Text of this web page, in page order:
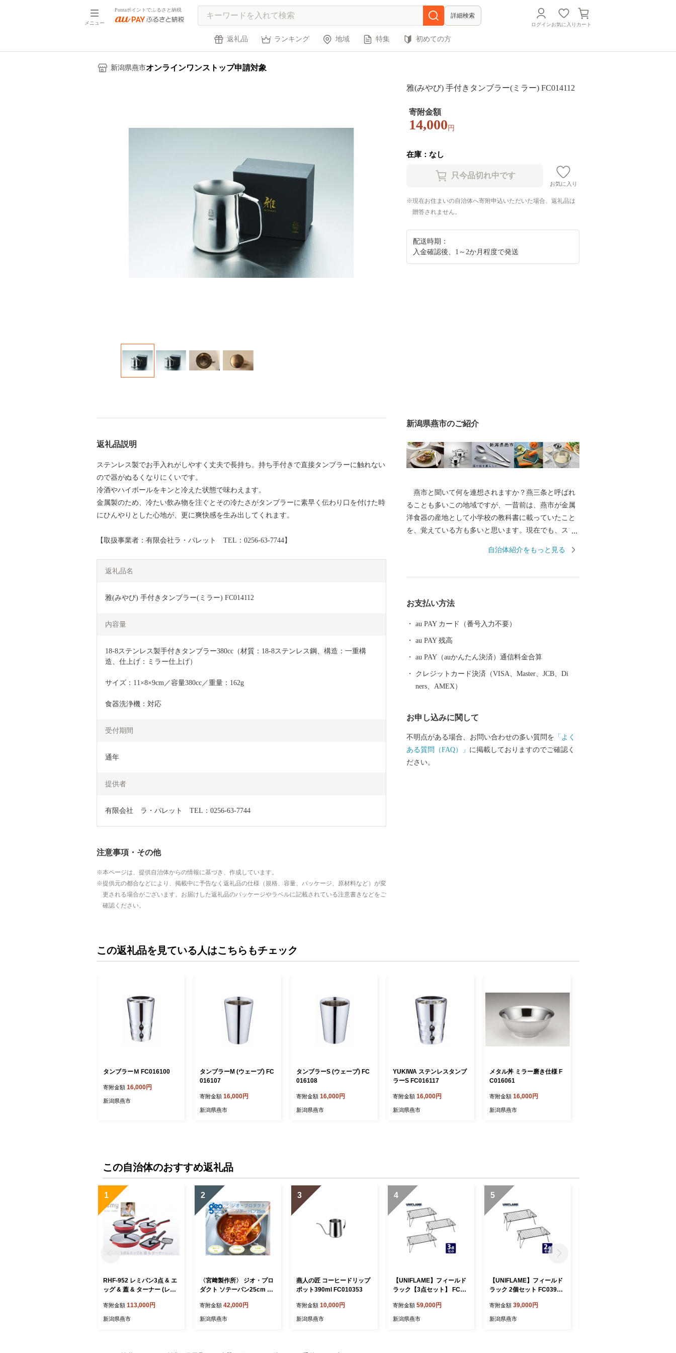
メニュー
Pontaポイントでふるさと納税
詳細検索
ログインお気に入り カート
返礼品 ランキング 地域 特集 初めての方
新潟県燕市オンラインワンストップ申請対象
雅(みやび) 手付きタンブラー(ミラー) FC014112
寄附金額
14,000 円
在庫：なし
お気に入り
現在お住まいの自治体へ寄附申込いただいた場合、返礼品は
贈答されません。
配送時期：
入金確認後、1～2か月程度で発送
返礼品説明
ステンレス製でお手入れがしやすく丈夫で長持ち。持ち手付きで直接タンブラーに触れない
ので器がぬるくなりにくいです。
冷酒やハイボールをキンと冷えた状態で味わえます。
金属製のため、冷たい飲み物を注ぐとその冷たさがタンブラーに素早く伝わり口を付けた時
にひんやりとした心地が、更に爽快感を生み出してくれます。
【取扱事業者：有限会社ラ・パレット TEL：0256-63-7744】
返礼品名
雅(みやび) 手付きタンブラー(ミラー) FC014112
内容量
18-8ステンレス製手付きタンブラー380cc（材質：18-8ステンレス鋼、構造：一重構
造、仕上げ：ミラー仕上げ）
サイズ：11×8×9cm／容量380cc／重量：162g
食器洗浄機：対応
受付期間
通年
提供者
有限会社　ラ・パレット　TEL：0256-63-7744
注意事項・その他
本ページは、提供自治体からの情報に基づき、作成しています。
提供元の都合などにより、掲載中に予告なく返礼品の仕様（規格、容量、パッケージ、原材料など）が変
更される場合がございます。お届けした返礼品のパッケージやラベルに記載されている注意書きなどをご
確認ください。
新潟県燕市のご紹介
燕市と聞いて何を連想されますか？燕三条と呼ばれ
ることも多いこの地域ですが、一昔前は、燕市が金属
洋食器の産地として小学校の教科書に載っていたこと
を、覚えている方も多いと思います。現在でも、スプ
0％以上を占め、鍋やフライパン、包丁をはじめとした
がノーベル賞授賞式の晩餐会で使用されています！そ
す。 燕産の金属洋食器・金属ハウスウェアを使え
ば、ご家庭での食事も高級レストランでのディナーに
早がわり！ そのほか、伝統工芸品の鎚起銅器、美味
自治体紹介をもっと見る
お支払い方法
au PAY カード（番号入力不要）
au PAY 残高
au PAY（auかんたん決済）通信料金合算
クレジットカード決済（VISA、Master、JCB、Di
ners、AMEX）
お申し込みに関して
不明点がある場合、お問い合わせの多い質問を 「よく
ある質問（FAQ）」 に掲載しておりますのでご確認く
ださい。
この返礼品を見ている人はこちらもチェック
タンブラーＭ FC016100
寄附金額 16,000円
新潟県燕市
タンブラーM (ウェーブ) FC
016107
寄附金額 16,000円
新潟県燕市
タンブラーS (ウェーブ) FC
016108
寄附金額 16,000円
新潟県燕市
YUKIWA ステンレスタンブ
ラーS FC016117
寄附金額 16,000円
新潟県燕市
メタル丼 ミラー磨き仕様 F
C016061
寄附金額 16,000円
新潟県燕市
この自治体のおすすめ返礼品
1
RHF-952 レミパン3点 & エ
ッグ & 蓋 & ターナー (レッ
寄附金額 113,000円
新潟県燕市
2
〈宮﨑製作所〉 ジオ・プロ
ダクト ソテーパン25cm FC
IH 対応 鍋 ステンレス 燕三
条 燕 燕市 】
寄附金額 42,000円
新潟県燕市
3
燕人の匠 コーヒードリップ
ポット390ml FC010353
寄附金額 10,000円
新潟県燕市
4
【UNIFLAME】フィールド
ラック【3点セット】 FC05
寄附金額 59,000円
新潟県燕市
5
【UNIFLAME】フィールド
ラック 2個セット FC03902
寄附金額 39,000円
新潟県燕市